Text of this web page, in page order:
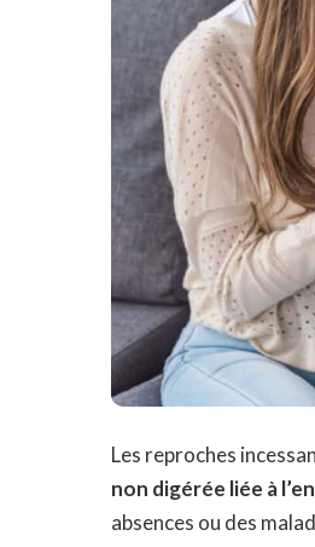
Les reproches
non digérée liée à
absences ou des